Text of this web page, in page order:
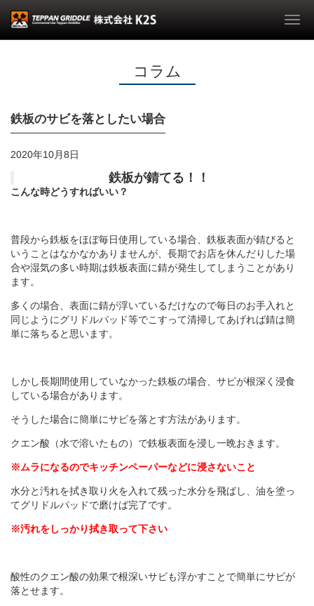
コラム
鉄板のサビを落としたい場合
2020年10月8日
鉄板が錆てる！！
こんな時どうすればいい？
普段から鉄板をほぼ毎日使用している場合、鉄板表面が錆びると
いうことはなかなかありませんが、長期でお店を休んだりした場
合や湿気の多い時期は鉄板表面に錆が発生してしまうことがあり
ます。
多くの場合、表面に錆が浮いているだけなので毎日のお手入れと
同じようにグリドルパッド等でこすって清掃してあげれば錆は簡
単に落ちると思います。
しかし長期間使用していなかった鉄板の場合、サビが根深く浸食
している場合があります。
そうした場合に簡単にサビを落とす方法があります。
クエン酸（水で溶いたもの）で鉄板表面を浸し一晩おきます。
※ムラになるのでキッチンペーパーなどに浸さないこと
水分と汚れを拭き取り火を入れて残った水分を飛ばし、油を塗っ
てグリドルパッドで磨けば完了です。
※汚れをしっかり拭き取って下さい
酸性のクエン酸の効果で根深いサビも浮かすことで簡単にサビが
落とせます。